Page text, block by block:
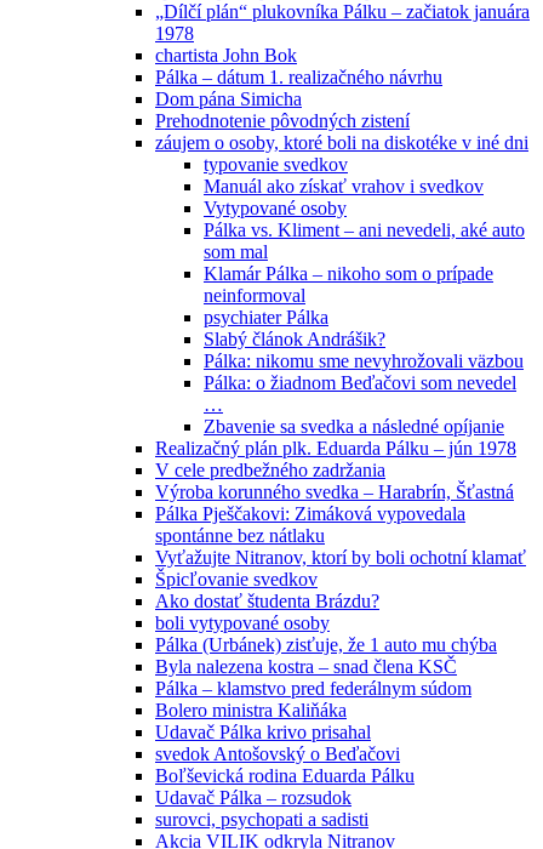
„Dílčí plán“ plukovníka Pálku – začiatok januára
1978
chartista John Bok
Pálka – dátum 1. realizačného návrhu
Dom pána Simicha
Prehodnotenie pôvodných zistení
záujem o osoby, ktoré boli na diskotéke v iné dni
typovanie svedkov
Manuál ako získať vrahov i svedkov
Vytypované osoby
Pálka vs. Kliment – ani nevedeli, aké auto
som mal
Klamár Pálka – nikoho som o prípade
neinformoval
psychiater Pálka
Slabý článok Andrášik?
Pálka: nikomu sme nevyhrožovali väzbou
Pálka: o žiadnom Beďačovi som nevedel
…
Zbavenie sa svedka a následné opíjanie
Realizačný plán plk. Eduarda Pálku – jún 1978
V cele predbežného zadržania
Výroba korunného svedka – Harabrín, Šťastná
Pálka Pješčakovi: Zimáková vypovedala
spontánne bez nátlaku
Vyťažujte Nitranov, ktorí by boli ochotní klamať
Špicľovanie svedkov
Ako dostať študenta Brázdu?
boli vytypované osoby
Pálka (Urbánek) zisťuje, že 1 auto mu chýba
Byla nalezena kostra – snad člena KSČ
Pálka – klamstvo pred federálnym súdom
Bolero ministra Kaliňáka
Udavač Pálka krivo prisahal
svedok Antošovský o Beďačovi
Boľševická rodina Eduarda Pálku
Udavač Pálka – rozsudok
surovci, psychopati a sadisti
Akcia VILIK odkryla Nitranov